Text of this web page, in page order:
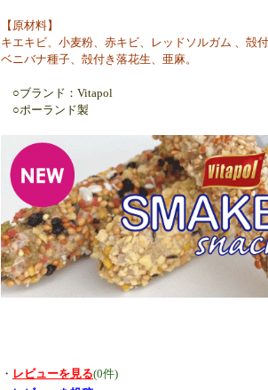
【原材料】
キエキビ、小麦粉、赤キビ、レッドソルガム 、殻付
ベニバナ種子、殻付き落花生、亜麻。
○ブランド：Vitapol
○ポーランド製
・ レビューを見る(0件)